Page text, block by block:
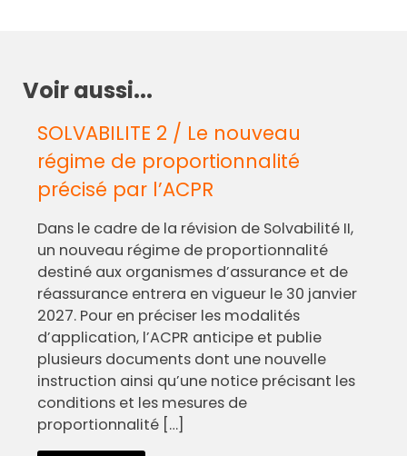
Voir aussi...
SOLVABILITE 2 / Le nouveau
régime de proportionnalité
précisé par l’ACPR
Dans le cadre de la révision de Solvabilité II,
un nouveau régime de proportionnalité
destiné aux organismes d’assurance et de
réassurance entrera en vigueur le 30 janvier
2027. Pour en préciser les modalités
d’application, l’ACPR anticipe et publie
plusieurs documents dont une nouvelle
instruction ainsi qu’une notice précisant les
conditions et les mesures de
proportionnalité […]